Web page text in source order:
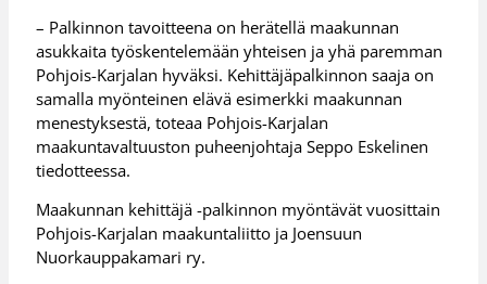
– Palkinnon tavoitteena on herätellä maakunnan
asukkaita työskentelemään yhteisen ja yhä paremman
Pohjois-Karjalan hyväksi. Kehittäjäpalkinnon saaja on
samalla myönteinen elävä esimerkki maakunnan
menestyksestä, toteaa Pohjois-Karjalan
maakuntavaltuuston puheenjohtaja Seppo Eskelinen
tiedotteessa.
Maakunnan kehittäjä -palkinnon myöntävät vuosittain
Pohjois-Karjalan maakuntaliitto ja Joensuun
Nuorkauppakamari ry.